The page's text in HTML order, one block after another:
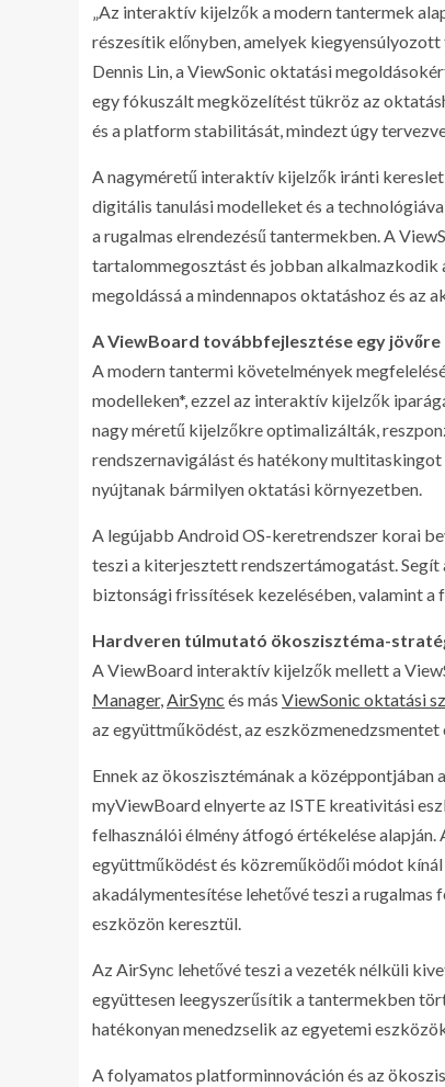
„Az interaktív kijelzők a modern tantermek
részesítik előnyben, amelyek
Dennis Lin, a ViewSonic oktatási
egy fókuszált megközelítést tükröz az
és a platform stabilitását, mindezt úgy
A nagyméretű interaktív kijelzők iránti
digitális tanulási modelleket és a
a rugalmas elrendezésű tantermekben. A
tartalommegosztást és jobban alkalmazkodik
megoldássá a mindennapos oktatáshoz és az
A ViewBoard továbbfejlesztése egy
A modern tantermi követelmények
modelleken*, ezzel az interaktív kijelzők
nagy méretű kijelzőkre optimalizálták,
rendszernavigálást és hatékony
nyújtanak bármilyen oktatási környezetben.
A legújabb Android OS-keretrendszer korai
teszi a kiterjesztett rendszertámogatást.
biztonsági frissítések kezelésében, valamint a
Hardveren túlmutató ökoszisztéma-
A ViewBoard interaktív kijelzők mellett a
Manager,AirSync és más ViewSonic oktatási
az együttműködést, az
Ennek az ökoszisztémának a
myViewBoard elnyerte az ISTE kreativitási
felhasználói élmény átfogó értékelése
együttműködést és közreműködői módot
akadálymentesítése lehetővé teszi a
eszközön keresztül.
Az AirSync lehetővé teszi a vezeték nélküli
együttesen leegyszerűsítik a tantermekben
hatékonyan menedzselik az egyetemi
A folyamatos platforminnováción és az